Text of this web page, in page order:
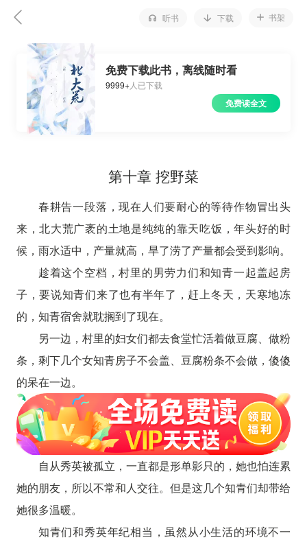
听书 下载 书架
免费下载此书，离线随时看
9999+人已下载
免费读全文
第十章 挖野菜
春耕告一段落，现在人们要耐心的等待作物冒出头
来，北大荒广袤的土地是纯纯的靠天吃饭，年头好的时
候，雨水适中，产量就高，旱了涝了产量都会受到影响。
趁着这个空档，村里的男劳力们和知青一起盖起房
子，要说知青们来了也有半年了，赶上冬天，天寒地冻
的，知青宿舍就耽搁到了现在。
另一边，村里的妇女们都去食堂忙活着做豆腐、做粉
条，剩下几个女知青房子不会盖、豆腐粉条不会做，傻傻
的呆在一边。
自从秀英被孤立，一直都是形单影只的，她也怕连累
她的朋友，所以不常和人交往。但是这几个知青们却带给
她很多温暖。
知青们和秀英年纪相当，虽然从小生活的环境不一